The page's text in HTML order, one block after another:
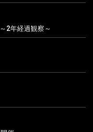
2年経過観察～